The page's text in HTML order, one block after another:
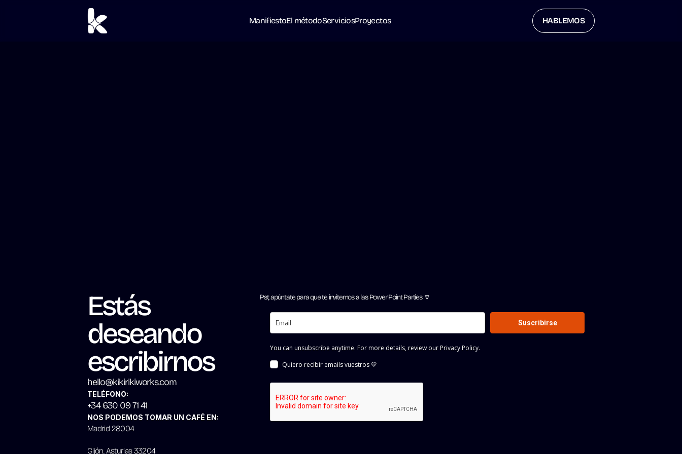
ManifiestoEl métodoServiciosProyectos HABLEMOS
Estás
deseando
escribirnos
hello@kikirikiworks.com
TELÉFONO:
+34 630 09 71 41
NOS PODEMOS TOMAR UN CAFÉ EN:
Madrid 28004
Gijón, Asturias 33204
Pst, apúntate para que te invitemos a las Power Point Parties 🔽